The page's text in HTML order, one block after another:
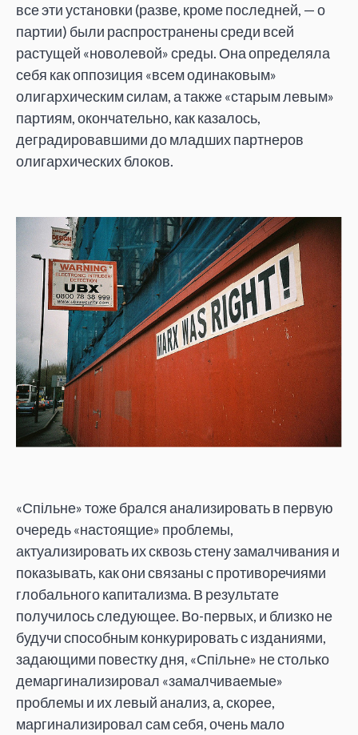
все эти установки (разве, кроме последней, — о
партии) были распространены среди всей
растущей «новолевой» среды. Она определяла
себя как оппозиция «всем одинаковым»
олигархическим силам, а также «старым левым»
партиям, окончательно, как казалось,
деградировавшими до младших партнеров
олигархических блоков.
«Спільне» тоже брался анализировать в первую
очередь «настоящие» проблемы,
актуализировать их сквозь стену замалчивания и
показывать, как они связаны с противоречиями
глобального капитализма. В результате
получилось следующее. Во-первых, и близко не
будучи способным конкурировать с изданиями,
задающими повестку дня, «Спільне» не столько
демаргинализировал «замалчиваемые»
проблемы и их левый анализ, а, скорее,
маргинализировал сам себя, очень мало